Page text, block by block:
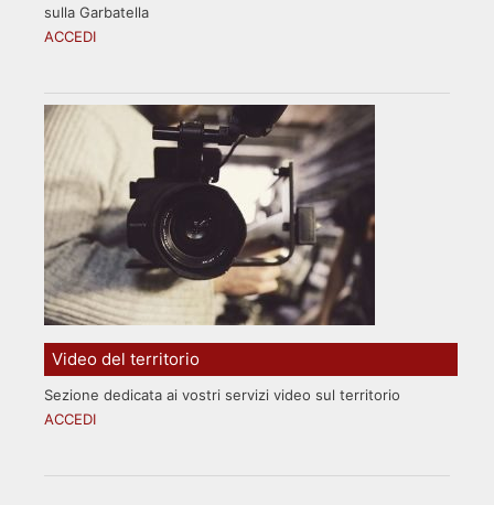
sulla Garbatella
ACCEDI
Video del territorio
Sezione dedicata ai vostri servizi video sul territorio
ACCEDI